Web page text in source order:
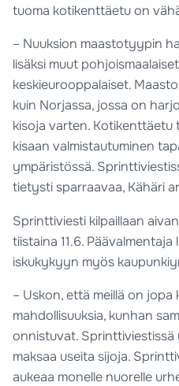
tuoma kotikenttäetu on
– Nuuksion maastotyypin
lisäksi muut
keskieurooppalaiset.
kuin Norjassa, jossa on
kisoja varten. Kotikenttäetu
kisaan valmistautuminen
ympäristössä.
tietysti sparraavaa, Kähäri
Sprinttiviesti kilpaillaan
tiistaina 11.6.
iskukykyyn myös
– Uskon, että meillä on jopa
mahdollisuuksia, kunhan
onnistuvat. Sprinttiviestissä
maksaa useita sijoja.
aukeaa monelle nuorelle